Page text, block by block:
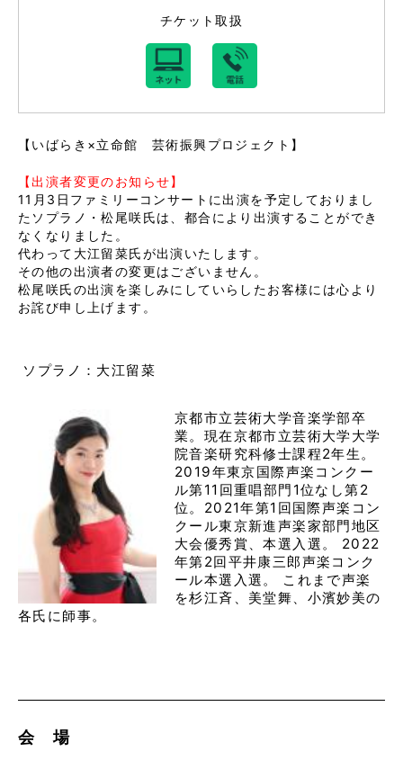
チケット取扱
【いばらき×立命館 芸術振興プロジェクト】
【出演者変更のお知らせ】
11月3日ファミリーコンサートに出演を予定しておりまし
たソプラノ・松尾咲氏は、都合により出演することができ
なくなりました。
代わって大江留菜氏が出演いたします。
その他の出演者の変更はございません。
松尾咲氏の出演を楽しみにしていらしたお客様には心より
お詫び申し上げます。
ソプラノ：大江留菜
京都市立芸術大学音楽学部卒
業。現在京都市立芸術大学大学
院音楽研究科修士課程2年生。
2019年東京国際声楽コンクー
ル第11回重唱部門1位なし第2
位。2021年第1回国際声楽コン
クール東京新進声楽家部門地区
大会優秀賞、本選入選。 2022
年第2回平井康三郎声楽コンク
ール本選入選。 これまで声楽
を杉江斉、美堂舞、小濱妙美の
各氏に師事。
会 場